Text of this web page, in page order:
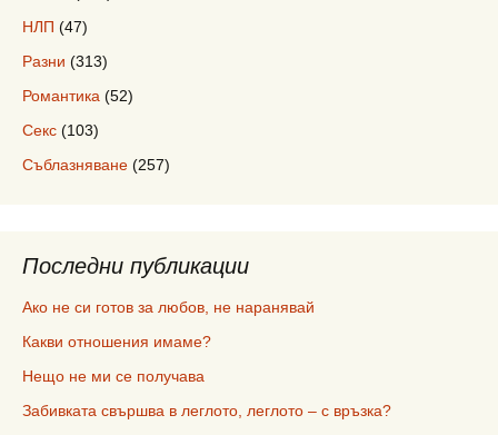
НЛП (47)
Разни (313)
Романтика (52)
Секс (103)
Съблазняване (257)
Последни публикации
Ако не си готов за любов, не наранявай
Какви отношения имаме?
Нещо не ми се получава
Забивката свършва в леглото, леглото – с връзка?